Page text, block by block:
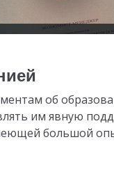
об
им явную
большой